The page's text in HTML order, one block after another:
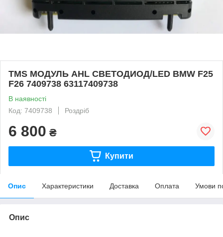
TMS МОДУЛЬ AHL СВЕТОДИОД/LED BMW F25
F26 7409738 63117409738
В наявності
Код: 7409738
Роздріб
6 800 ₴
Купити
Опис Характеристики Доставка Оплата Умови
Опис